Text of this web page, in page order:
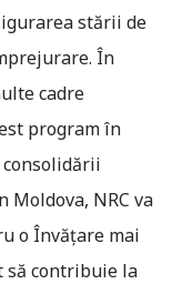
stării de
În
cadre
program în
NRC va
o Învățare mai
să contribuie la